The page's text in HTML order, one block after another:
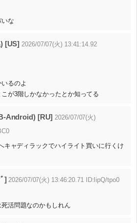
な
[US] 2026/07/07(火) 13:41:14.92
るのよ
が3階しかなかったとか知ってる
Android) [RU] 2026/07/07(火)
キャディラックでハイライト買いに行くけ
] 2026/07/07(火) 13:46:20.71 ID:IipQ/tpo0
活問題なのかもしれん